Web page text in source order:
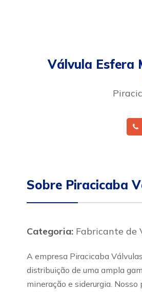
Válvula Esfera
Sobre Piracicaba
Categoria: Fabricante de
A empresa Piracicaba
distribuição de uma ampla
mineração e siderurgia.